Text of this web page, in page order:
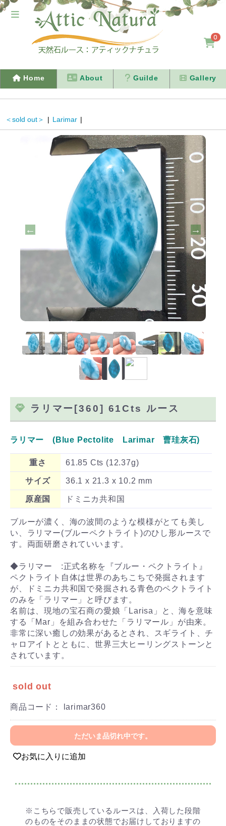
0
Home About Guilde Gallery
＜sold out＞ | Larimar |
ラリマー[360] 61Cts ルース
ラリマー (Blue Pectolite Larimar 曹珪灰石)
重さ 61.85 Cts (12.37g)
サイズ 36.1 x 21.3 x 10.2 mm
原産国 ドミニカ共和国
ブルーが濃く、海の波間のような模様がとても美し
い、ラリマー(ブルーペクトライト)のひし形ルースで
す。両面研磨されていいます。
◆ラリマー :正式名称を『ブルー・ペクトライト』
ペクトライト自体は世界のあちこちで発掘されます
が、ドミニカ共和国で発掘される青色のペクトライト
のみを「ラリマー」と呼びます。
名前は、現地の宝石商の愛娘「Larisa」と、海を意味
する「Mar」を組み合わせた「ラリマール」が由来。
非常に深い癒しの効果があるとされ、スギライト、チ
ャロアイトとともに、世界三大ヒーリングストーンと
されています。
sold out
商品コード： larimar360
ただいま品切れ中です。
お気に入りに追加
※こちらで販売しているルースは、入荷した段階
のものをそのままの状態でお届けしておりますの